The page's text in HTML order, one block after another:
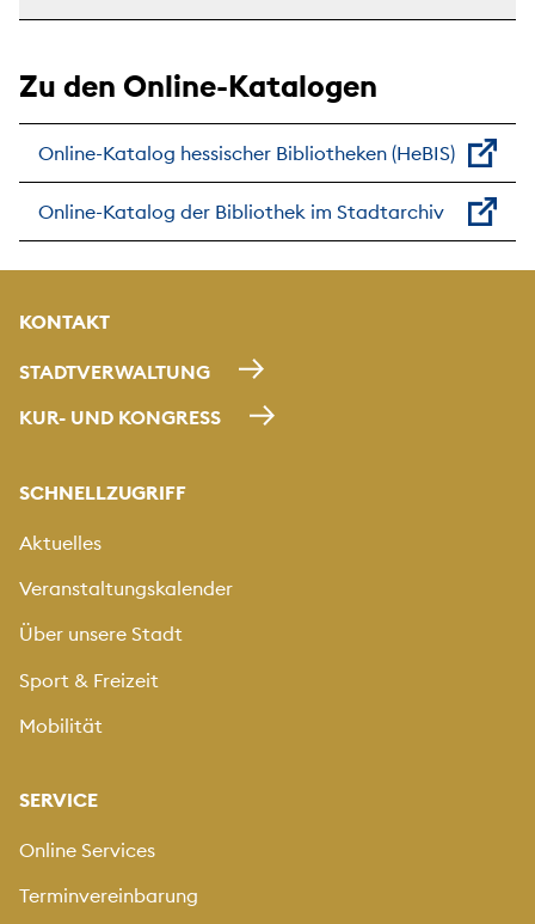
Zu den Online-Katalogen
Online-Katalog hessischer Bibliotheken (HeBIS)
Online-Katalog der Bibliothek im Stadtarchiv
KONTAKT
STADTVERWALTUNG
KUR- UND KONGRESS
SCHNELLZUGRIFF
Aktuelles
Veranstaltungskalender
Über unsere Stadt
Sport & Freizeit
Mobilität
SERVICE
Online Services
Terminvereinbarung